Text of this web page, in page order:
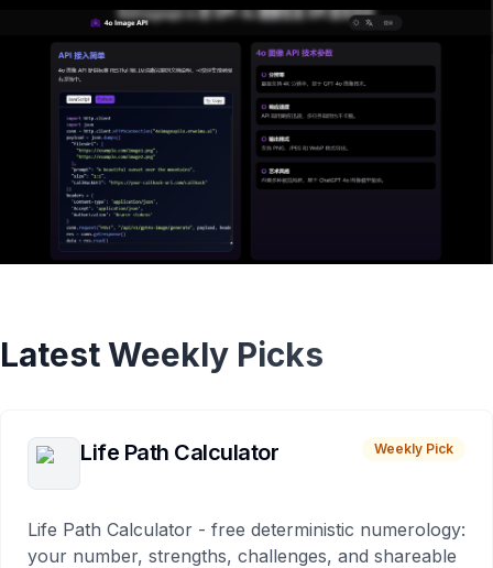
Latest Weekly Picks
Life Path Calculator Weekly Pick
Life Path Calculator - free deterministic numerology:
your number, strengths, challenges, and shareable